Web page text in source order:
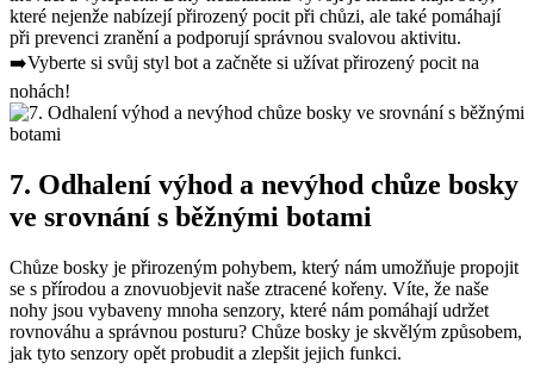
které nejenže nabízejí přirozený pocit při chůzi, ale také pomáhají
při ‍prevenci zranění​ a ‌podporují ‌správnou svalovou aktivitu.⁢ ​⁣ ⁤ ‌ ‍​ ⁢ ​ ⁢ ​
➡️Vyberte si svůj styl bot a ‍začněte si užívat přirozený pocit na
nohách!
7. Odhalení ​výhod a nevýhod chůze ‍bosky
ve ‍srovnání ‌s běžnými botami
Chůze ⁣bosky⁣ je přirozeným pohybem, který‍ nám‍ umožňuje propojit
‍se s přírodou a znovuobjevit naše ztracené kořeny. Víte, že naše
nohy jsou vybaveny mnoha senzory, které nám pomáhají ‌udržet
rovnováhu a ⁣správnou posturu? Chůze bosky je⁤ skvělým způsobem,
jak tyto senzory opět probudit a zlepšit jejich funkci.